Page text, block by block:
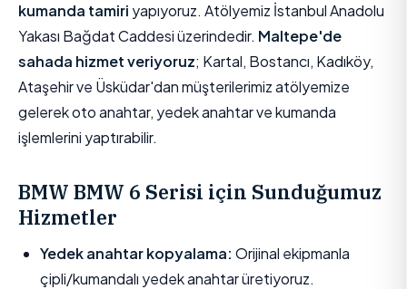
kumanda tamiri yapıyoruz. Atölyemiz İstanbul Anadolu
Yakası Bağdat Caddesi üzerindedir. Maltepe'de
sahada hizmet veriyoruz; Kartal, Bostancı, Kadıköy,
Ataşehir ve Üsküdar'dan müşterilerimiz atölyemize
gelerek oto anahtar, yedek anahtar ve kumanda
işlemlerini yaptırabilir.
BMW BMW 6 Serisi için Sunduğumuz
Hizmetler
Yedek anahtar kopyalama: Orijinal ekipmanla
çipli/kumandalı yedek anahtar üretiyoruz.